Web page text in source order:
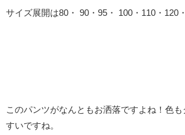
サイズ展開は80・ 90・95・ 100・110・120
このパンツがなんともお洒落ですよね！色
すいですね。